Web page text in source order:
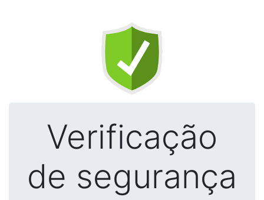
Verificação
de segurança